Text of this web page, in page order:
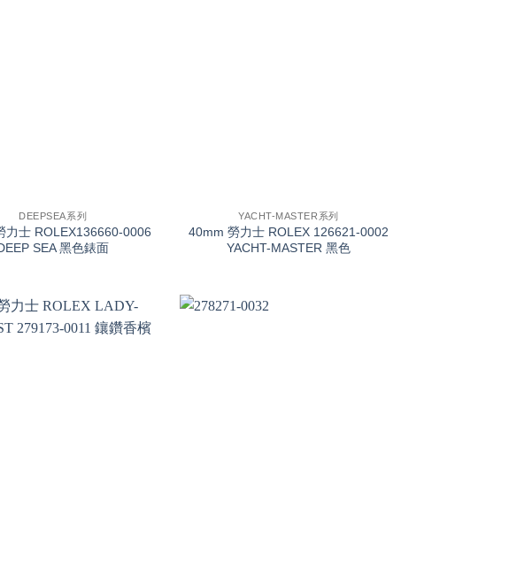
DEEPSEA系列
力士 ROLEX136660-0006
SEA 黑色錶面
YACHT-MASTER系列
40mm 勞力士 ROLEX 126621-0002
YACHT-MASTER 黑色